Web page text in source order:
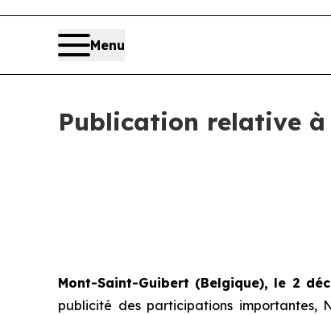
Menu
Publication relative
Mont-Saint-Guibert (Belgique), le 2
publicité des participations importantes,